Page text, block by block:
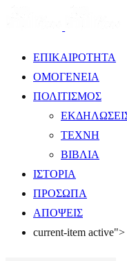
ΕΠΙΚΑΙΡΟΤΗΤΑ
ΟΜΟΓΕΝΕΙΑ
ΠΟΛΙΤΙΣΜΟΣ
ΤΕΧΝΗ
ΒΙΒΛΙΑ
ΙΣΤΟΡΙΑ
ΠΡΟΣΩΠΑ
ΑΠΟΨΕΙΣ
current-item active">